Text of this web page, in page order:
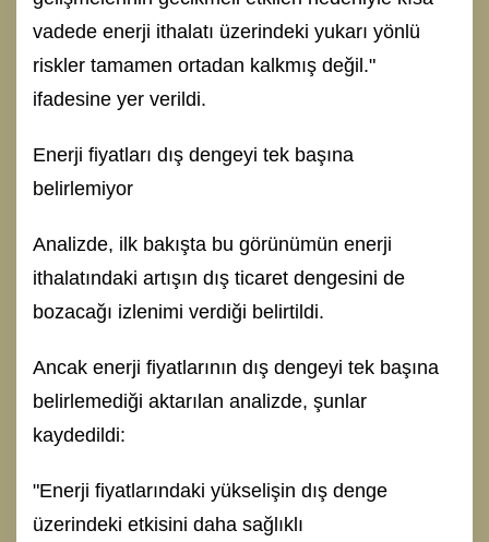
vadede enerji ithalatı üzerindeki yukarı yönlü
riskler tamamen ortadan kalkmış değil."
ifadesine yer verildi.
Enerji fiyatları dış dengeyi tek başına
belirlemiyor
Analizde, ilk bakışta bu görünümün enerji
ithalatındaki artışın dış ticaret dengesini de
bozacağı izlenimi verdiği belirtildi.
Ancak enerji fiyatlarının dış dengeyi tek başına
belirlemediği aktarılan analizde, şunlar
kaydedildi:
"Enerji fiyatlarındaki yükselişin dış denge
üzerindeki etkisini daha sağlıklı